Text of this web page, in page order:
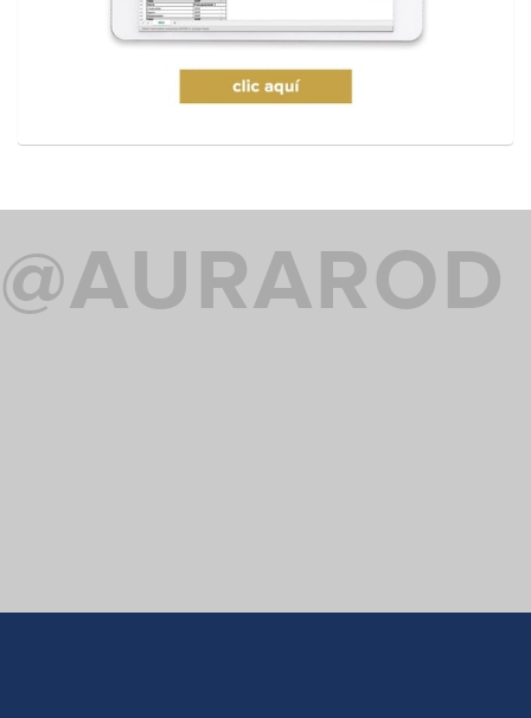
@AURAROD